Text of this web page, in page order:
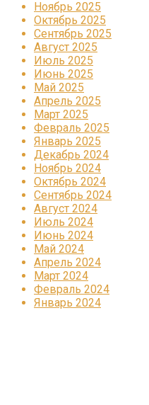
Ноябрь 2025
Октябрь 2025
Сентябрь 2025
Август 2025
Июль 2025
Июнь 2025
Май 2025
Апрель 2025
Март 2025
Февраль 2025
Январь 2025
Декабрь 2024
Ноябрь 2024
Октябрь 2024
Сентябрь 2024
Август 2024
Июль 2024
Июнь 2024
Май 2024
Апрель 2024
Март 2024
Февраль 2024
Январь 2024